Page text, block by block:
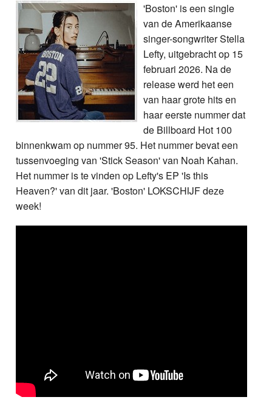
Info
'Boston' is een single
van de Amerikaanse
singer-songwriter Stella
Lefty, uitgebracht op 15
februari 2026. Na de
release werd het een
van haar grote hits en
haar eerste nummer dat
de Billboard Hot 100
binnenkwam op nummer 95. Het nummer bevat een
tussenvoeging van 'Stick Season' van Noah Kahan.
Het nummer is te vinden op Lefty's EP 'Is this
Heaven?' van dit jaar. 'Boston' LOKSCHIJF deze
week!